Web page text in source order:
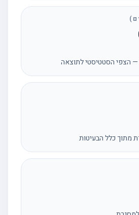
הצפי הסטטיסטי לתוצאה
כלל הבעיטות